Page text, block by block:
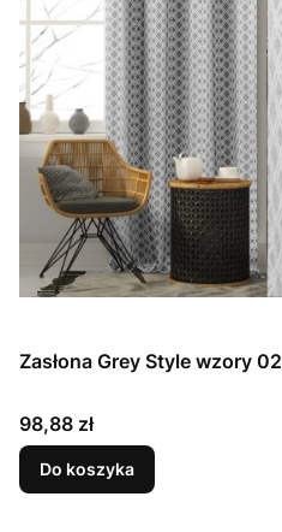
Zasłona Grey Style wzory 02
Cena
98,88 zł
Do koszyka